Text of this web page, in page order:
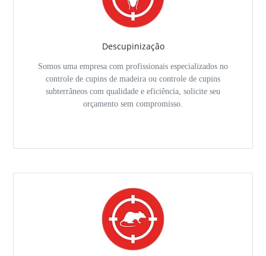
Descupinização
Somos uma empresa com profissionais especializados no
controle de cupins de madeira ou controle de cupins
subterrâneos com qualidade e eficiência, solicite seu
orçamento sem compromisso.